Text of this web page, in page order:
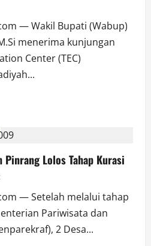
— Wakil Bupati (Wabup)
menerima kunjungan
Center (TEC)
Pinrang Lolos Tahap Kurasi
— Setelah melalui tahap
Pariwisata dan
2 Desa...